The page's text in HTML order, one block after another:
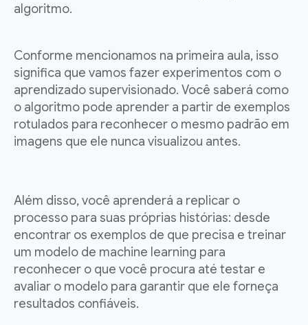
algoritmo.
Conforme mencionamos na primeira aula, isso
significa que vamos fazer experimentos com o
aprendizado supervisionado. Você saberá como
o algoritmo pode aprender a partir de exemplos
rotulados para reconhecer o mesmo padrão em
imagens que ele nunca visualizou antes.
Além disso, você aprenderá a replicar o
processo para suas próprias histórias: desde
encontrar os exemplos de que precisa e treinar
um modelo de machine learning para
reconhecer o que você procura até testar e
avaliar o modelo para garantir que ele forneça
resultados confiáveis.